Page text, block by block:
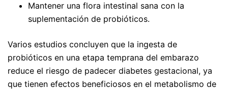
Mantener una flora intestinal sana con la
suplementación de probióticos.
Varios estudios concluyen que la ingesta de
probióticos en una etapa temprana del embarazo
reduce el riesgo de padecer diabetes gestacional, ya
que tienen efectos beneficiosos en el metabolismo de